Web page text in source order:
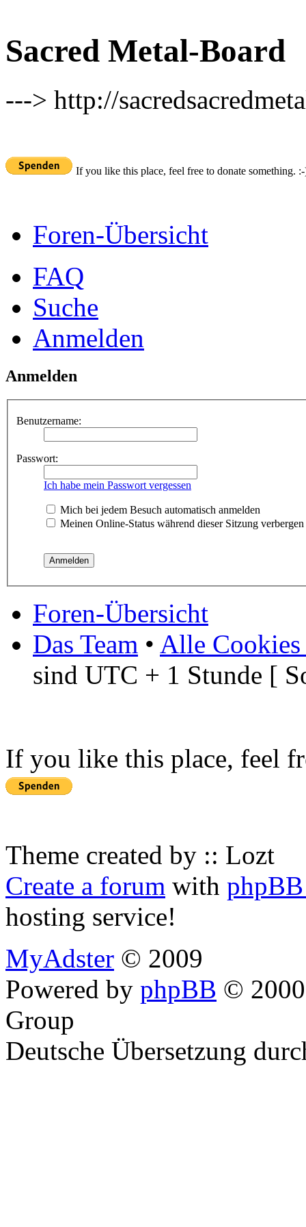
Sacred Metal-Board
---> http://
If you like this place, feel free to donate something.
Foren-Übersicht
FAQ
Suche
Anmelden
Anmelden
Benutzername:
Passwort:
Ich habe mein Passwort vergessen
Mich bei jedem Besuch automatisch anmelden
Meinen Online-Status während dieser Sitzung verbergen
Foren-Übersicht
Das Team • Alle Cookies
sind UTC + 1 Stunde [
If you like this place, feel
Theme created by :: Lozt
Create a forum with
hosting service!
MyAdster © 2009
Powered by phpBB ©
Group
Deutsche Übersetzung